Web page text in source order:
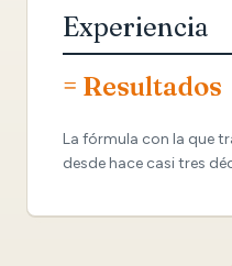
Experiencia
= Resultados
La fórmula con la que
desde hace casi tres